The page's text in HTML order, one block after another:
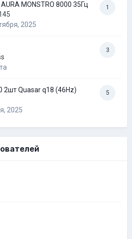
1
MONSTRO 8000 35Гц
2025
3
5
2шт Quasar q18 (46Hz)
2025